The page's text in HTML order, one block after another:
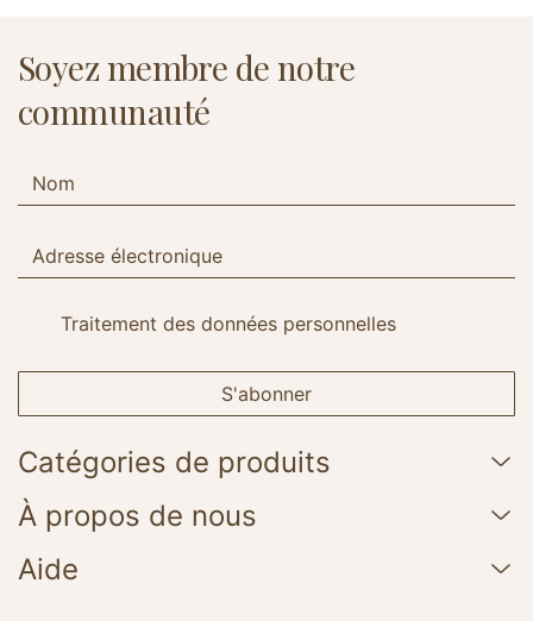
Soyez membre de notre
communauté
Traitement des données personnelles
S'abonner
Catégories de produits
À propos de nous
Aide